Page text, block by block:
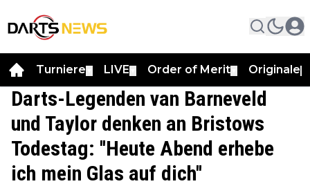
Turniere LIVE Order of Merit Originale
Darts-Legenden van Barneveld
und Taylor denken an Bristows
Todestag: ''Heute Abend erhebe
ich mein Glas auf dich''